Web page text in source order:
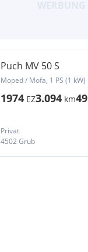
Puch MV 50 S
Moped / Mofa, 1 PS (1 kW)
1974 EZ3.094 km49
Privat
4502 Grub